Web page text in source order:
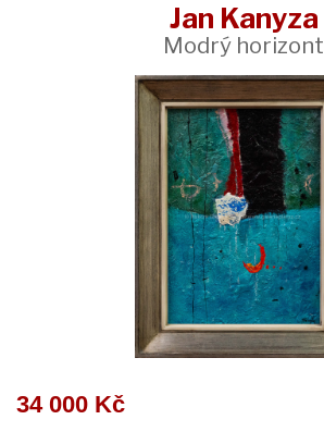
Jan Kanyza
Modrý horizont
34 000 Kč